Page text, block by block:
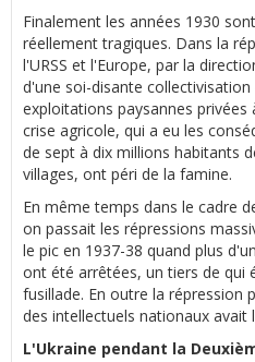
Finalement les années 1930
réellement tragiques. Dans la
l'URSS et l'Europe, par la
d'une soi-disante
exploitations paysannes privées
crise agricole, qui a eu les
de sept à dix millions habitants
villages, ont péri de la famine.
En même temps dans le cadre
on passait les répressions
le pic en 1937-38 quand plus
ont été arrêtées, un tiers de qui
fusillade. En outre la répression
des intellectuels nationaux avait
L'Ukraine pendant la